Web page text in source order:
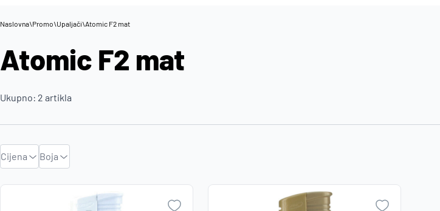
Naslovna\Promo\Upaljači\Atomic F2 mat
Atomic F2 mat
Ukupno: 2 artikla
Cijena Boja